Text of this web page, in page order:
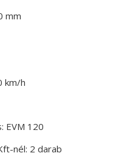
mm
km/h
EVM 120
nél: 2 darab